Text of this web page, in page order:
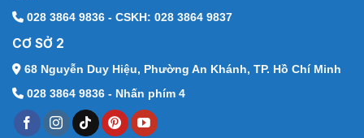
028 3864 9836 - CSKH: 028 3864 9837
CƠ SỞ 2
68 Nguyễn Duy Hiệu, Phường An Khánh, TP. Hồ Chí Minh
028 3864 9836 - Nhấn phím 4